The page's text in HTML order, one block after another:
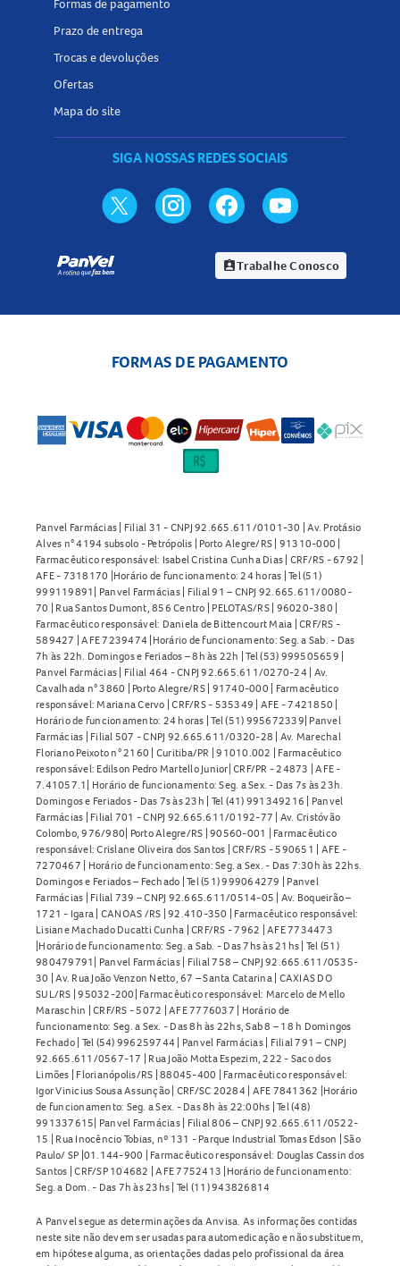
Formas de pagamento
Prazo de entrega
Trocas e devoluções
Ofertas
Mapa do site
SIGA NOSSAS REDES SOCIAIS
assignment_indTrabalhe Conosco
FORMAS DE PAGAMENTO
Panvel Farmácias | Filial 31 - CNPJ 92.665.611/0101-30 | Av. Protásio
Alves n° 4194 subsolo - Petrópolis | Porto Alegre/RS | 91310-000 |
Farmacêutico responsável: Isabel Cristina Cunha Dias | CRF/RS - 6792 |
AFE - 7318170 |Horário de funcionamento: 24 horas | Tel (51)
999119891| Panvel Farmácias | Filial 91 – CNPJ 92.665.611/0080-
70 | Rua Santos Dumont, 856 Centro | PELOTAS/RS | 96020-380 |
Farmacêutico responsável: Daniela de Bittencourt Maia | CRF/RS -
589427 | AFE 7239474 |Horário de funcionamento: Seg. a Sab. - Das
7h às 22h. Domingos e Feriados – 8h às 22h | Tel (53) 999505659 |
Panvel Farmácias | Filial 464 - CNPJ 92.665.611/0270-24 | Av.
Cavalhada n° 3860 | Porto Alegre/RS | 91740-000 | Farmacêutico
responsável: Mariana Cervo | CRF/RS - 535349 | AFE - 7421850 |
Horário de funcionamento: 24 horas | Tel (51) 995672339| Panvel
Farmácias | Filial 507 - CNPJ 92.665.611/0320-28 | Av. Marechal
Floriano Peixoto n° 2160 | Curitiba/PR | 91010.002 | Farmacêutico
responsável: Edilson Pedro Martello Junior| CRF/PR - 24873 | AFE -
7.41057.1| Horário de funcionamento: Seg. a Sex. - Das 7s às 23h.
Domingos e Feriados - Das 7s às 23h | Tel (41) 991349216 | Panvel
Farmácias | Filial 701 - CNPJ 92.665.611/0192-77 | Av. Cristóvão
Colombo, 976/980| Porto Alegre/RS | 90560-001 | Farmacêutico
responsável: Crislane Oliveira dos Santos | CRF/RS - 590651 | AFE -
7270467 | Horário de funcionamento: Seg. a Sex. - Das 7:30h às 22hs.
Domingos e Feriados – Fechado | Tel (51) 999064279 | Panvel
Farmácias | Filial 739 – CNPJ 92.665.611/0514-05 | Av. Boqueirão –
1721 - Igara | CANOAS /RS | 92.410-350 | Farmacêutico responsável:
Lisiane Machado Ducatti Cunha | CRF/RS - 7962 | AFE 7734473
|Horário de funcionamento: Seg. a Sab. - Das 7hs às 21hs | Tel (51)
980479791| Panvel Farmácias | Filial 758 – CNPJ 92.665.611/0535-
30 | Av. Rua João Venzon Netto, 67 – Santa Catarina | CAXIAS DO
SUL/RS | 95032-200| Farmacêutico responsável: Marcelo de Mello
Maraschin | CRF/RS - 5072 | AFE 7776037 | Horário de
funcionamento: Seg. a Sex. - Das 8h às 22hs, Sab 8 – 18 h Domingos
Fechado | Tel (54) 996259744 | Panvel Farmácias | Filial 791 – CNPJ
92.665.611/0567-17 | Rua João Motta Espezim, 222 - Saco dos
Limões | Florianópolis/RS | 88045-400 | Farmacêutico responsável:
Igor Vinicius Sousa Assunção | CRF/SC 20284 | AFE 7841362 |Horário
de funcionamento: Seg. a Sex. - Das 8h às 22:00hs | Tel (48)
991337615| Panvel Farmácias | Filial 806 – CNPJ 92.665.611/0522-
15 | Rua Inocêncio Tobias, nº 131 - Parque Industrial Tomas Edson | São
Paulo/ SP |01.144-900 | Farmacêutico responsável: Douglas Cassin dos
Santos | CRF/SP 104682 | AFE 7752413 |Horário de funcionamento:
Seg. a Dom. - Das 7h às 23hs | Tel (11) 943826814
A Panvel segue as determinações da Anvisa. As informações contidas
neste site não devem ser usadas para automedicação e não substituem,
em hipótese alguma, as orientações dadas pelo profissional da área